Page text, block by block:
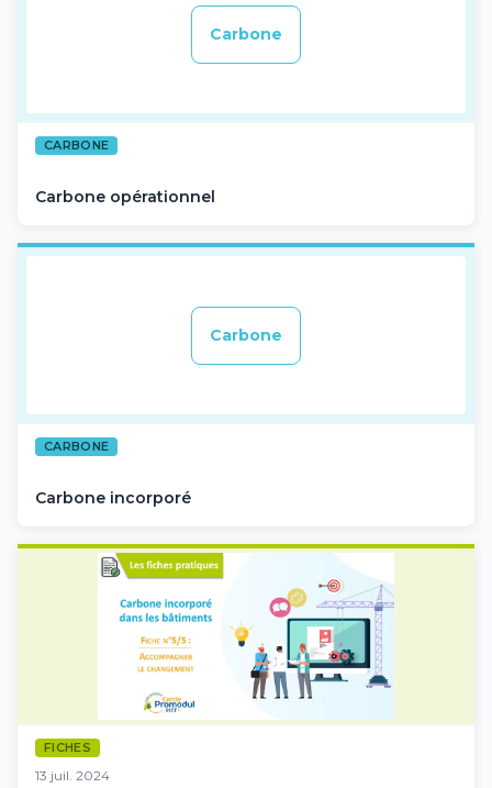
Carbone
CARBONE
Carbone opérationnel
Carbone
CARBONE
Carbone incorporé
FICHES
13 juil. 2024